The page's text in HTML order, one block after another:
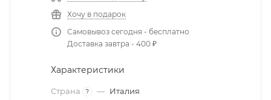
Хочу в подарок
Самовывоз сегодня - бесплатно
Доставка завтра - 400 ₽
Характеристики
Страна ? — Италия